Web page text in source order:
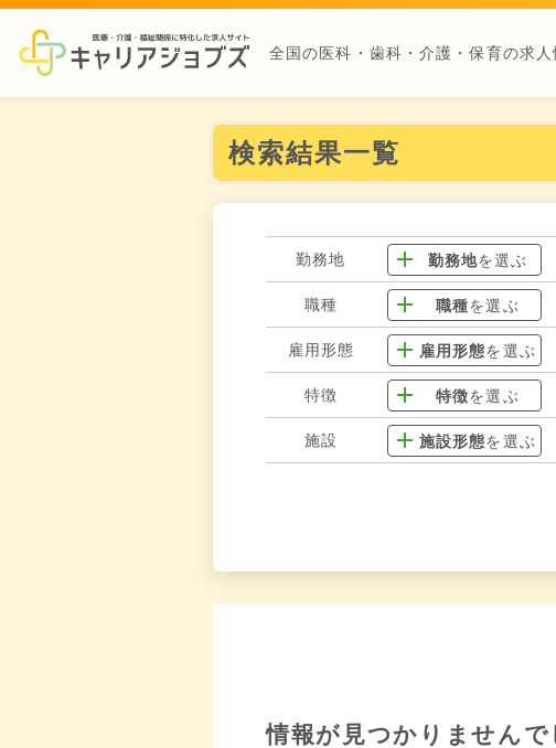
全国の医科・歯科・介護・保育の求人
検索結果一覧
勤務地 勤務地を選ぶ
職種 職種を選ぶ
雇用形態 雇用形態を選ぶ
特徴 特徴を選ぶ
施設 施設形態を選ぶ
情報が見つかりませんで